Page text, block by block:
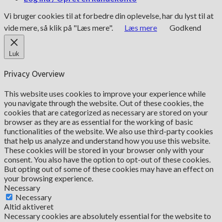
Vi bruger cookies til at forbedre din oplevelse, har du lyst til at
vide mere, så klik på "Læs mere".
Læs mere Godkend
Luk
Privacy Overview
This website uses cookies to improve your experience while
you navigate through the website. Out of these cookies, the
cookies that are categorized as necessary are stored on your
browser as they are as essential for the working of basic
functionalities of the website. We also use third-party cookies
that help us analyze and understand how you use this website.
These cookies will be stored in your browser only with your
consent. You also have the option to opt-out of these cookies.
But opting out of some of these cookies may have an effect on
your browsing experience.
Necessary
Necessary
Altid aktiveret
Necessary cookies are absolutely essential for the website to